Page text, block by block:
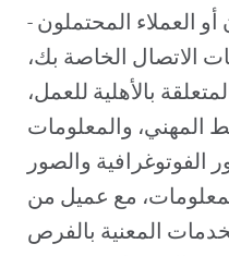
العملاء المحتملون -
الاتصال الخاصة بك،
بالأهلية للعمل،
المهني، والمعلومات
الفوتوغرافية والصور
مع عميل من
المعنية بالفرص